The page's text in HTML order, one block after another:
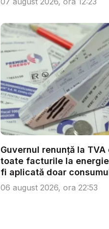
Guvernul renunță la
toate facturile la
fi aplicată doar
depășeș...
06 august 2026, ora 22:53